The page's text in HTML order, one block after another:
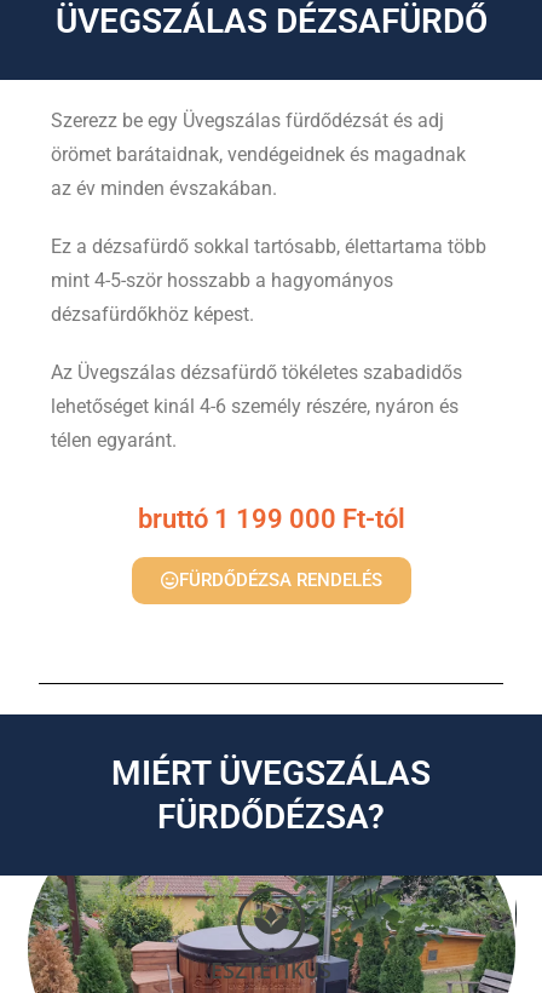
ÜVEGSZÁLAS DÉZSAFÜRDŐ
Szerezz be egy Üvegszálas fürdődézsát és adj
örömet barátaidnak, vendégeidnek és magadnak
az év minden évszakában.
Ez a dézsafürdő sokkal tartósabb, élettartama több
mint 4-5-ször hosszabb a hagyományos
dézsafürdőkhöz képest.
Az Üvegszálas dézsafürdő tökéletes szabadidős
lehetőséget kinál 4-6 személy részére, nyáron és
télen egyaránt.
bruttó 1 199 000 Ft-tól
FÜRDŐDÉZSA RENDELÉS
MIÉRT ÜVEGSZÁLAS
FÜRDŐDÉZSA?
ESZTÉTIKUS